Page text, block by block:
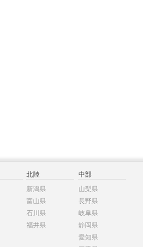
北陸
新潟県
富山県
石川県
福井県
中部
山梨県
長野県
岐阜県
静岡県
愛知県